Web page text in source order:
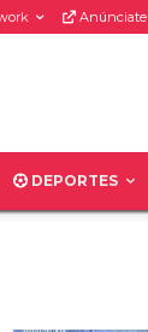
Anúnciate
DEPORTES